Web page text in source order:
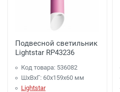
Подвесной светильник
Lightstar RP43236
Код товара: 536082
ШхВхГ: 60x159x60 мм
Lightstar